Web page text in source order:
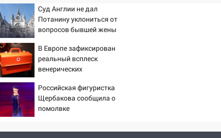
13:08
Ураган ударил по Ульяновску:
сорванные крыши, поваленные деревья,
затопленные улицы и остановившиеся
трамваи
12:17
Ульяновск накрыл крупный град:
после ливня город снова уходит под
воду
12:12
Прокуратура взяла на контроль
ДТП с шестилетним ребёнком на улице
Федерации
Суд Англии не дал
Потанину уклониться от
вопросов бывшей жены
В Европе зафиксирован
реальный всплеск
венерических
Российская фигуристка
Щербакова сообщила о
помолвке